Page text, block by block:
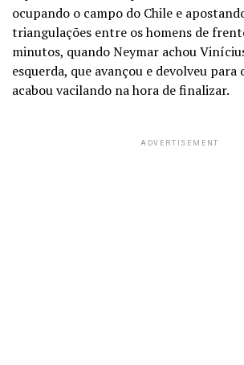
ocupando o campo do Chile e
triangulações entre os homens de
minutos, quando Neymar achou
esquerda, que avançou e devolveu para
acabou vacilando na hora de finalizar.
ADVERTISEMENT